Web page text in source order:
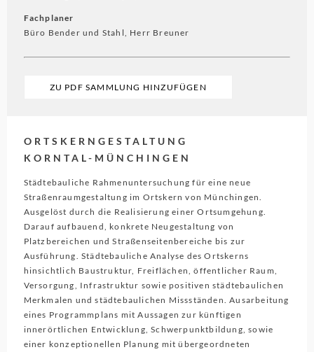
Fachplaner
Büro Bender und Stahl, Herr Breuner
ZU PDF SAMMLUNG HINZUFÜGEN
ORTSKERNGESTALTUNG
KORNTAL-MÜNCHINGEN
Städtebauliche Rahmenuntersuchung für eine neue
Straßenraumgestaltung im Ortskern von Münchingen.
Ausgelöst durch die Realisierung einer Ortsumgehung.
Darauf aufbauend, konkrete Neugestaltung von
Platzbereichen und Straßenseitenbereiche bis zur
Ausführung. Städtebauliche Analyse des Ortskerns
hinsichtlich Baustruktur, Freiflächen, öffentlicher Raum,
Versorgung, Infrastruktur sowie positiven städtebaulichen
Merkmalen und städtebaulichen Missständen. Ausarbeitung
eines Programmplans mit Aussagen zur künftigen
innerörtlichen Entwicklung, Schwerpunktbildung, sowie
einer konzeptionellen Planung mit übergeordneten